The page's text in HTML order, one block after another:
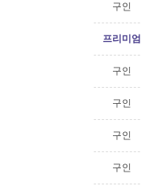
구인
프리미엄
구인
구인
구인
구인